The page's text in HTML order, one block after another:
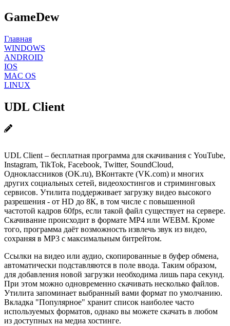
GameDew
Главная
WINDOWS
ANDROID
IOS
MAC OS
LINUX
UDL Client
UDL Client – бесплатная программа для скачивания с YouTube,
Instagram, TikTok, Facebook, Twitter, SoundCloud,
Одноклассников (OK.ru), ВКонтакте (VK.com) и многих
других социальных сетей, видеохостингов и стриминговых
сервисов. Утилита поддерживает загрузку видео высокого
разрешения - от HD до 8К, в том числе с повышенной
частотой кадров 60fps, если такой файл существует на сервере.
Скачивание происходит в формате MP4 или WEBM. Кроме
того, программа даёт возможность извлечь звук из видео,
сохраняя в MP3 с максимальным битрейтом.
Ссылки на видео или аудио, скопированные в буфер обмена,
автоматически подставляются в поле ввода. Таким образом,
для добавления новой загрузки необходима лишь пара секунд.
При этом можно одновременно скачивать несколько файлов.
Утилита запоминает выбранный вами формат по умолчанию.
Вкладка "Популярное" хранит список наиболее часто
используемых форматов, однако вы можете скачать в любом
из доступных на медиа хостинге.